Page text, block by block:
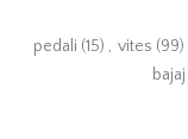
pedali (15) , vites (99)
bajaj